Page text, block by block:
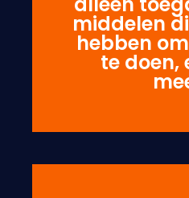
middelen
hebben
te doen,